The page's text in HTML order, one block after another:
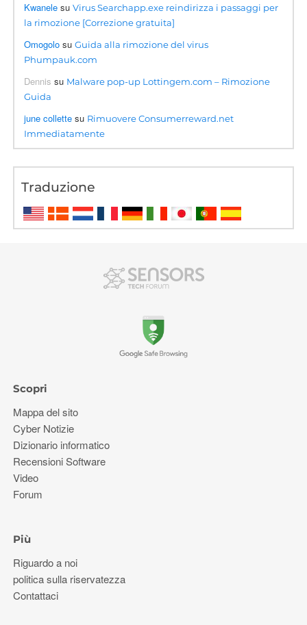
Kwanele suVirus Searchapp.exe reindirizza i passaggi per
la rimozione [Correzione gratuita]
Omogolo suGuida alla rimozione del virus
Phumpauk.com
Dennis su Malware pop-up Lottingem.com – Rimozione
Guida
june collette su Rimuovere Consumerreward.net
Immediatamente
Traduzione
Scopri
Mappa del sito
Cyber ​​Notizie
Dizionario informatico
Recensioni Software
Video
Forum
Più
Riguardo a noi
politica sulla riservatezza
Contattaci